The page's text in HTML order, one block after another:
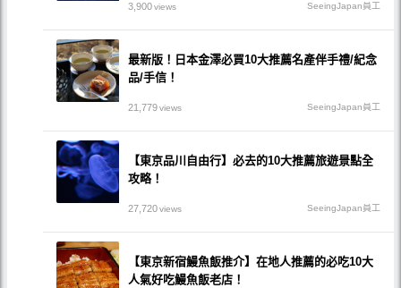
3,900views SeeingJapan員工
最新版！日本金澤必買10大推薦名產伴手禮/紀念
品/手信！
21,779views SeeingJapan員工
【東京品川自由行】必去的10大推薦旅遊景點全
攻略！
27,720views SeeingJapan員工
【東京新宿鰻魚飯推介】在地人推薦的必吃10大
人氣好吃鰻魚飯老店！